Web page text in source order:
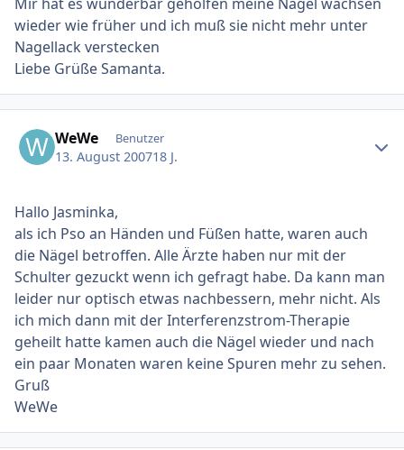
wieder wie früher und ich muß sie nicht mehr unter
Nagellack verstecken
Liebe Grüße Samanta.
WeWe Benutzer
13. August 200718 J.
Hallo Jasminka,
als ich Pso an Händen und Füßen hatte, waren auch
die Nägel betroffen. Alle Ärzte haben nur mit der
Schulter gezuckt wenn ich gefragt habe. Da kann man
leider nur optisch etwas nachbessern, mehr nicht. Als
ich mich dann mit der Interferenzstrom-Therapie
geheilt hatte kamen auch die Nägel wieder und nach
ein paar Monaten waren keine Spuren mehr zu sehen.
Gruß
WeWe